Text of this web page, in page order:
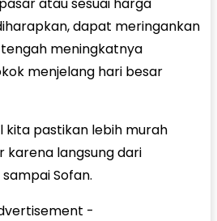
dapat meringankan
meningkatnya
menjelang hari besar
kita pastikan lebih murah
karena langsung dari
Sofan.
-